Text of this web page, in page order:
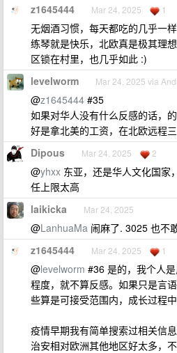
z1645444 Mar 24, 2025 1
无烟酒习惯，每天都吃的几乎一
练琴就是快乐，北欧真是极其理
区锁在村里，也几乎如此 :)
levelworm Mar 24, 2025 via
@z1645444 #35
如果对华人没有什么反感的话，
好是拿北美的工资，在北欧远程三
Dipous Mar 24, 2025 2
@yhxx 东亚，还是华人文化国家
任上限太高
laikicka Mar 24, 2025
@LanhuaMa 闹麻了. 3025 也不
z1645444 Mar 24, 2025 1
@levelworm #36 是的，我个人
程度，就不算反感。如果只是言
些算是可接受范围内，成长过程中
疫情早期我有简单搜索过相关信
治安相对欧洲其他地区好太多，